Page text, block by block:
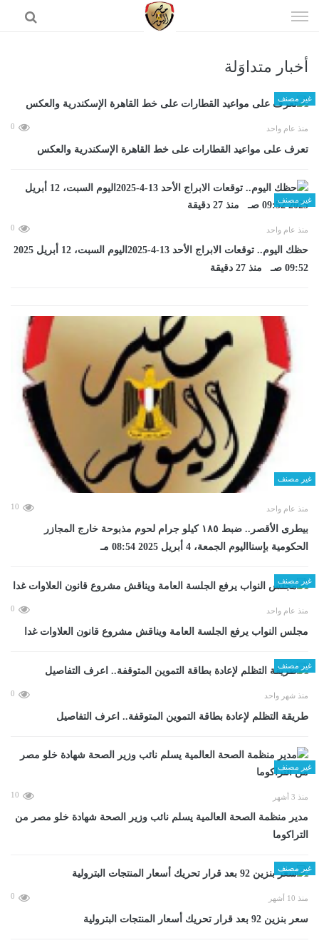
الى
أخبار متداوَلة
غير مصنف
منذ عام واحد 0
تعرف على مواعيد القطارات على خط القاهرة الإسكندرية والعكس
غير مصنف
منذ عام واحد 0
حظك اليوم.. توقعات الابراج الأحد 13-4-2025اليوم السبت، 12 أبريل 2025
09:52 صـ منذ 27 دقيقة
غير مصنف
منذ عام واحد 10
بيطرى الأقصر.. ضبط ١٨٥ كيلو جرام لحوم مذبوحة خارج المجازر
الحكومية بإسنااليوم الجمعة، 4 أبريل 2025 08:54 مـ
غير مصنف
منذ عام واحد 0
مجلس النواب يرفع الجلسة العامة ويناقش مشروع قانون العلاوات غدا
غير مصنف
منذ شهر واحد 0
طريقة التظلم لإعادة بطاقة التموين المتوقفة.. اعرف التفاصيل
غير مصنف
منذ 3 أشهر 10
مدير منظمة الصحة العالمية يسلم نائب وزير الصحة شهادة خلو مصر من
التراكوما
غير مصنف
منذ 10 أشهر 0
سعر بنزين 92 بعد قرار تحريك أسعار المنتجات البترولية